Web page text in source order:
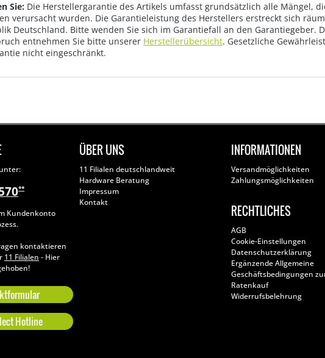
Sie: Die Herstellergarantie des Artikels umfasst grundsätzlich alle Mängel,
verursacht wurden. Die Garantieleistung des Herstellers erstreckt sich
Deutschland. Bitte wenden Sie sich im Garantiefall an den Garantiegeber.
entnehmen Sie bitte unserer Herstellerübersicht. Gesetzliche
nicht eingeschränkt.
**
Kundenkonto
kontaktieren
11 Filialen - Hier
Hotline
ÜBER UNS
11 Filialen deutschlandweit
Hardware Beratung
Impressum
Kontakt
INFORMATIONEN
Versandmöglichkeiten
Zahlungsmöglichkeiten
RECHTLICHES
AGB
Cookie-Einstellungen
Datenschutzerklärung
Ergänzende Allgemeine
Geschäftsbedingungen
Ratenkauf
Widerrufsbelehrung